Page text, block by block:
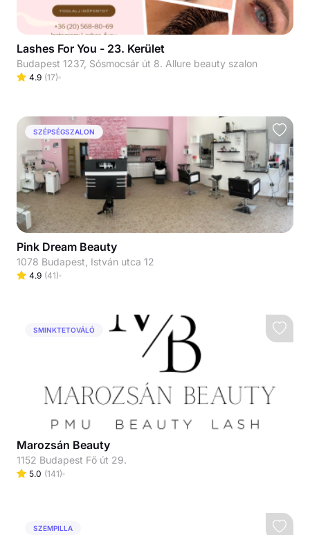
Lashes For You - 23. Kerület
Budapest 1237, Sósmocsár út 8. Allure beauty szalon
4.9 (17)
SZÉPSÉGSZALON
Pink Dream Beauty
1078 Budapest, István utca 12
4.9 (41)
SMINKTETOVÁLÓ
Marozsán Beauty
1152 Budapest Fő út 29.
5.0 (141)
SZEMPILLA